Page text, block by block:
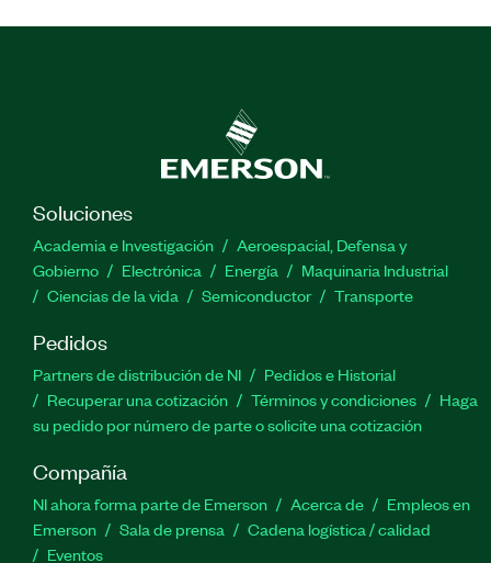
Soluciones
Academia e Investigación
Aeroespacial, Defensa y
Gobierno
Electrónica Energía
Maquinaria Industrial
Ciencias de la vida
Semiconductor Transporte
Pedidos
Partners de distribución de NI
Pedidos e Historial
Recuperar una cotización
Términos y condiciones
Haga
su pedido por número de parte o solicite una cotización
Compañía
NI ahora forma parte de Emerson Acerca de
Empleos en
Emerson
Sala de prensa
Cadena logística / calidad
Eventos